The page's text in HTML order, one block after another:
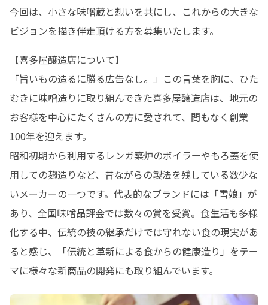
今回は、小さな味噌蔵と想いを共にし、これからの大きな
ビジョンを描き伴走頂ける方を募集いたします。
【喜多屋醸造店について】
「旨いもの造るに勝る広告なし。」この言葉を胸に、ひた
むきに味噌造りに取り組んできた喜多屋醸造店は、地元の
お客様を中心にたくさんの方に愛されて、間もなく創業
100年を迎えます。
昭和初期から利用するレンガ築炉のボイラーやもろ蓋を使
用しての麹造りなど、昔ながらの製法を残している数少な
いメーカーの一つです。代表的なブランドには「雪娘」が
あり、全国味噌品評会では数々の賞を受賞。食生活も多様
化する中、伝統の技の継承だけでは守れない食の現実があ
ると感じ、「伝統と革新による食からの健康造り」をテー
マに様々な新商品の開発にも取り組んでいます。